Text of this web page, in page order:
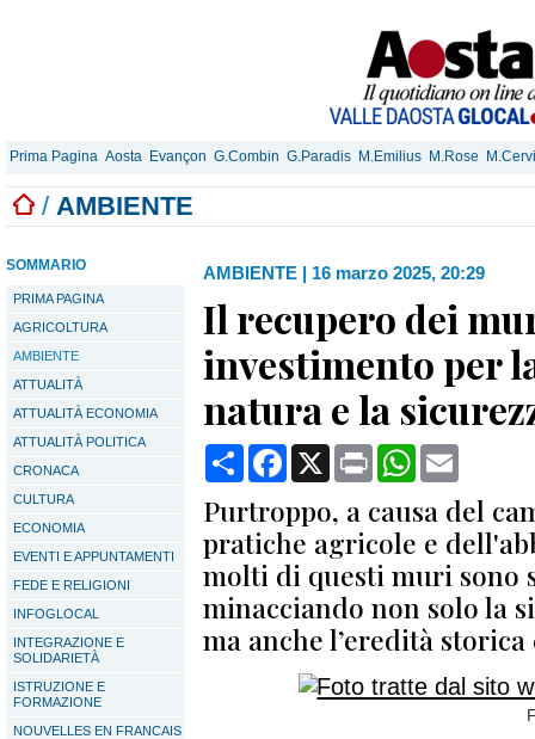
Prima Pagina Aosta Evançon G.Combin G.Paradis M.Emilius M.Rose
/ AMBIENTE
SOMMARIO
PRIMA PAGINA
AGRICOLTURA
AMBIENTE
ATTUALITÀ
ATTUALITÀ ECONOMIA
ATTUALITÀ POLITICA
CRONACA
CULTURA
ECONOMIA
EVENTI E APPUNTAMENTI
FEDE E RELIGIONI
INFOGLOCAL
INTEGRAZIONE E
SOLIDARIETÀ
ISTRUZIONE E
FORMAZIONE
NOUVELLES EN FRANCAIS
AMBIENTE | 16 marzo 2025, 20:29
Il recupero dei
investimento per
natura e la
CondividiFacebook
X Print WhatsApp
Purtroppo, a causa del
pratiche agricole e
molti di questi muri sono
minacciando non solo la
ma anche l’eredità